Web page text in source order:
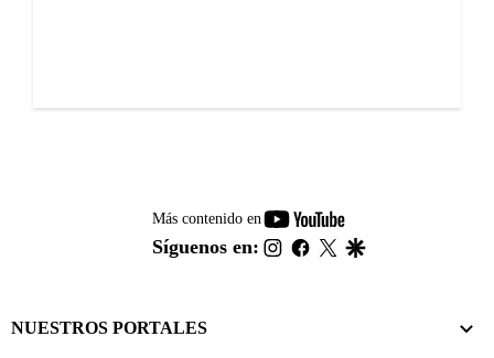
Más contenido en
youtube-
footer
Síguenos en: instagram
facebook
twitter
NUESTROS PORTALES